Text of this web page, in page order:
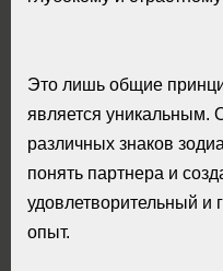
Это лишь общие
является уникальным.
различных знаков
понять партнера и
удовлетворительный и
опыт.